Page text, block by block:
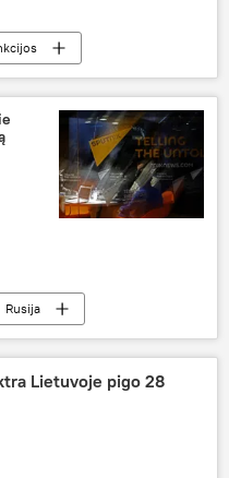
Rusija
Lietuvoje pigo 28